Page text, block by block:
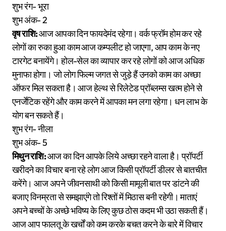
शुभ रंग- भूरा
शुभ अंक- 2
वृष राशि:आज आपका दिन फायदेमंद रहेगा। वर्क फ्रॉम होम कर रहे
लोगों का रुका हुआ काम आज कम्पलीट हो जाएगा, आप काम के नए
टारगेट बनायेंगे। होल-सेल का व्यापार कर रहे लोगों को आज अधिक
मुनाफा होगा। जो लोग फिल्म जगत से जुड़े हैं उनको काम का अच्छा
ऑफर मिल सकता है। आज हेल्थ से रिलेटेड प्रॉब्लम्स खत्म होने से
एनर्जेटिक रहेंगे और काम करने में आपका मन लगा रहेगा। धन लाभ के
योग बन सकते हैं।
शुभ रंग- नीला
शुभ अंक- 5
मिथुन राशि:आज का दिन आपके लिये अच्छा रहने वाला है। प्रॉपर्टी
खरीदने का विचार बना रहे लोग आज किसी प्रॉपर्टी डीलर से बातचीत
करेंगे। आज अपने जीवनसाथी को किसी मामूली बात पर डांटने की
बजाए विनम्रता से समझाएंगे तो रिश्तों में मिठास बनी रहेगी। माताएं
अपने बच्चों के अच्छे भविष्य के लिए कुछ ठोस कदम भी उठा सकती हैं।
आज आप फालतू के खर्चों को कम करके बचत करने के बारे में विचार